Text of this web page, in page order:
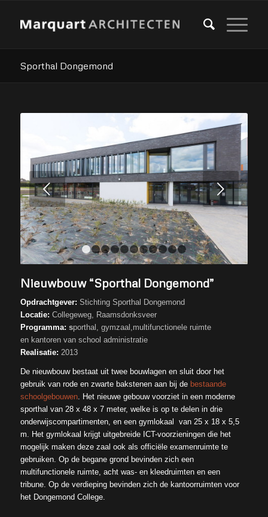
Sporthal Dongemond
Volgende
1 2 3 4 5 6 7 8 9
Nieuwbouw “Sporthal Dongemond”
Opdrachtgever: Stichting Sporthal Dongemond
Locatie: Collegeweg, Raamsdonksveer
Programma: sporthal, gymzaal,multifunctionele ruimte
en kantoren van school administratie
Realisatie: 2013
De nieuwbouw bestaat uit twee bouwlagen en sluit door het
gebruik van rode en zwarte bakstenen aan bij de bestaande
schoolgebouwen. Het nieuwe gebouw voorziet in een moderne
sporthal van 28 x 48 x 7 meter, welke is op te delen in drie
onderwijscompartimenten, en een gymlokaal van 25 x 18 x 5,5
m. Het gymlokaal krijgt uitgebreide ICT-voorzieningen die het
mogelijk maken deze zaal ook als officiële examenruimte te
gebruiken. Op de begane grond bevinden zich een
multifunctionele ruimte, acht was- en kleedruimten en een
tribune. Op de verdieping bevinden zich de kantoorruimten voor
het Dongemond College.